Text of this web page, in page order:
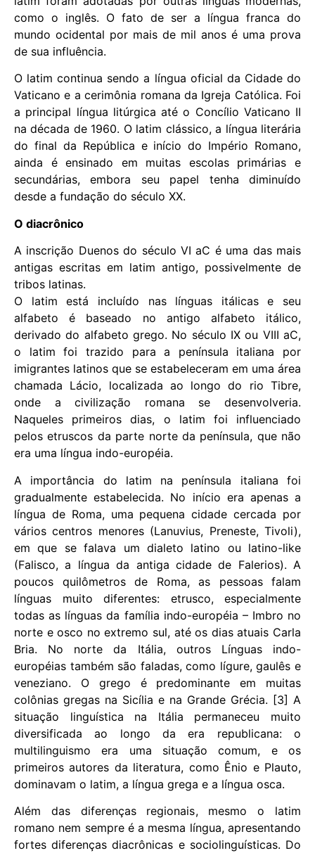
como o inglês. O fato de ser a língua franca do
mundo ocidental por mais de mil anos é uma prova
de sua influência.
O latim continua sendo a língua oficial da Cidade do
Vaticano e a cerimônia romana da Igreja Católica. Foi
a principal língua litúrgica até o Concílio Vaticano II
na década de 1960. O latim clássico, a língua literária
do final da República e início do Império Romano,
ainda é ensinado em muitas escolas primárias e
secundárias, embora seu papel tenha diminuído
desde a fundação do século XX.
O diacrônico
A inscrição Duenos do século VI aC é uma das mais
antigas escritas em latim antigo, possivelmente de
tribos latinas.
O latim está incluído nas línguas itálicas e seu
alfabeto é baseado no antigo alfabeto itálico,
derivado do alfabeto grego. No século IX ou VIII aC,
o latim foi trazido para a península italiana por
imigrantes latinos que se estabeleceram em uma área
chamada Lácio, localizada ao longo do rio Tibre,
onde a civilização romana se desenvolveria.
Naqueles primeiros dias, o latim foi influenciado
pelos etruscos da parte norte da península, que não
era uma língua indo-européia.
A importância do latim na península italiana foi
gradualmente estabelecida. No início era apenas a
língua de Roma, uma pequena cidade cercada por
vários centros menores (Lanuvius, Preneste, Tivoli),
em que se falava um dialeto latino ou latino-like
(Falisco, a língua da antiga cidade de Falerios). A
poucos quilômetros de Roma, as pessoas falam
línguas muito diferentes: etrusco, especialmente
todas as línguas da família indo-européia – Imbro no
norte e osco no extremo sul, até os dias atuais Carla
Bria. No norte da Itália, outros Línguas indo-
européias também são faladas, como lígure, gaulês e
veneziano. O grego é predominante em muitas
colônias gregas na Sicília e na Grande Grécia. [3] A
situação linguística na Itália permaneceu muito
diversificada ao longo da era republicana: o
multilinguismo era uma situação comum, e os
primeiros autores da literatura, como Ênio e Plauto,
dominavam o latim, a língua grega e a língua osca.
Além das diferenças regionais, mesmo o latim
romano nem sempre é a mesma língua, apresentando
fortes diferenças diacrônicas e sociolinguísticas. Do